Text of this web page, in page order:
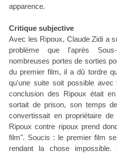
apparence.
Critique subjective
Avec les Ripoux, Claude Zidi a
problème que l'après
nombreuses portes de sorties
du premier film, il a dû tordre
qu'une suite soit possible
conclusion des Ripoux était
sortait de prison, son temps
convertissait en propriétaire
Ripoux contre ripoux prend
film". Soucis : le premier film
rendant la chose